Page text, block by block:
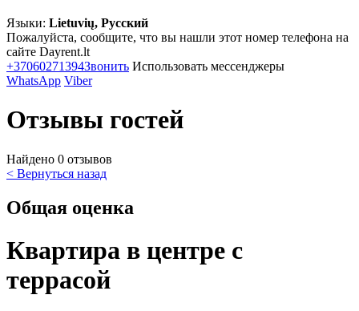
Языки: Lietuvių, Русский
Пожалуйста, сообщите, что вы нашли этот номер телефона на
сайте Dayrent.lt
+37060271394Звонить Использовать мессенджеры
WhatsApp Viber
Отзывы гостей
Найдено 0 отзывов
< Вернуться назад
Общая оценка
Квартира в центре с
террасой